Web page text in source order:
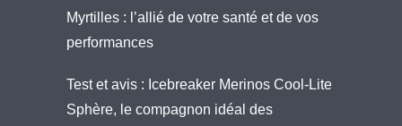
Myrtilles : l’allié de votre santé et de vos
performances
Test et avis : Icebreaker Merinos Cool-Lite
Sphère, le compagnon idéal des